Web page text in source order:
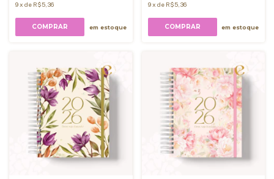
9x de R$5,36
COMPRAR em estoque
9 x de R$5,36
COMPRAR em estoque